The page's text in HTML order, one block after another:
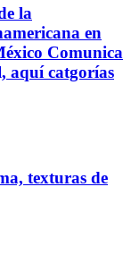
la
en
Comunica
aquí catgorías
texturas de